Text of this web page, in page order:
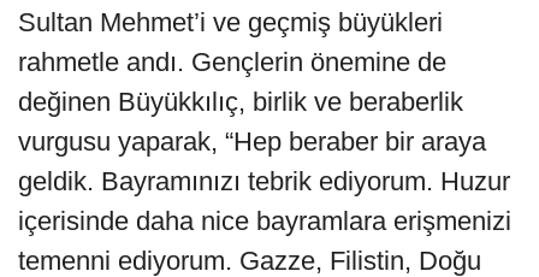
Sultan Mehmet’i ve geçmiş büyükleri
rahmetle andı. Gençlerin önemine de
değinen Büyükkılıç, birlik ve beraberlik
vurgusu yaparak, “Hep beraber bir araya
geldik. Bayramınızı tebrik ediyorum. Huzur
içerisinde daha nice bayramlara erişmenizi
temenni ediyorum. Gazze, Filistin, Doğu